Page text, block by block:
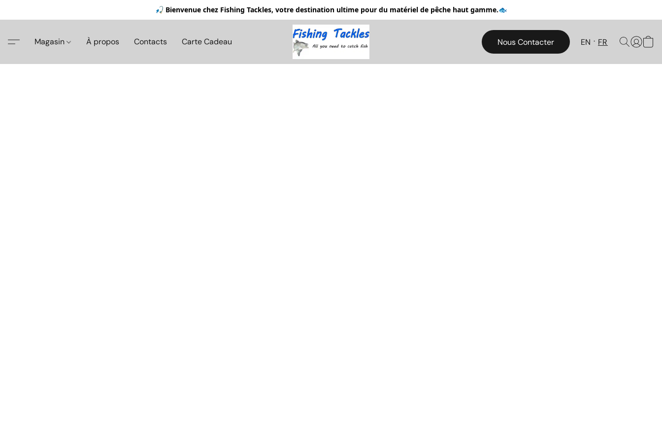
🎣 Bienvenue chez Fishing Tackles, votre destination ultime pour du matériel de pêche haut gamme.🐟
Magasin À propos Contacts Carte Cadeau Nous Contacter EN FR